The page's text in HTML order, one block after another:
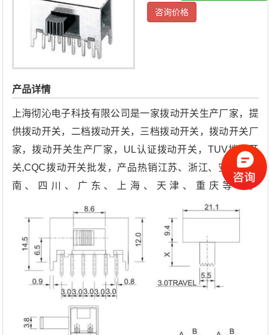
咨询价格
产品详情
上海彻沁电子科技有限公司是一家拨动开关生产厂家，提
供拨动开关，二档拨动开关，三档拨动开关，拨动开关厂
家，拨动开关生产厂家，UL认证拨动开关，TUV拨动开
关,CQC拨动开关批发，产品热销江苏、浙江、安徽、河
南、四川、广东、上海、天津、重庆等地。